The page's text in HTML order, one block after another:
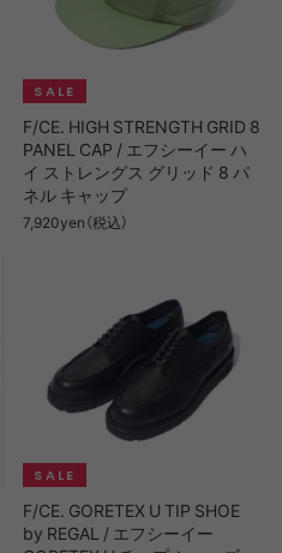
F/CE. HIGH STRENGTH GRID 8
PANEL CAP / エフシーイー ハ
イ ストレングス グリッド 8 パ
ネル キャップ
7,920yen（税込）
F/CE. GORETEX U TIP SHOE
by REGAL / エフシーイー